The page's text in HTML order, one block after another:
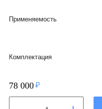
Применяемость
Комплектация
78 000